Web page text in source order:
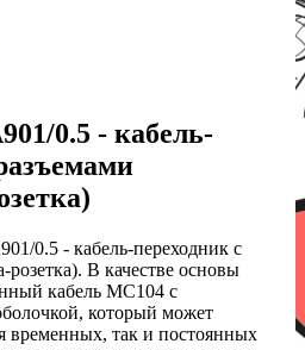
0.5 - кабель-
0.5 - кабель-переходник с
В качестве основы
кабель MC104 с
который может
временных, так и постоянных